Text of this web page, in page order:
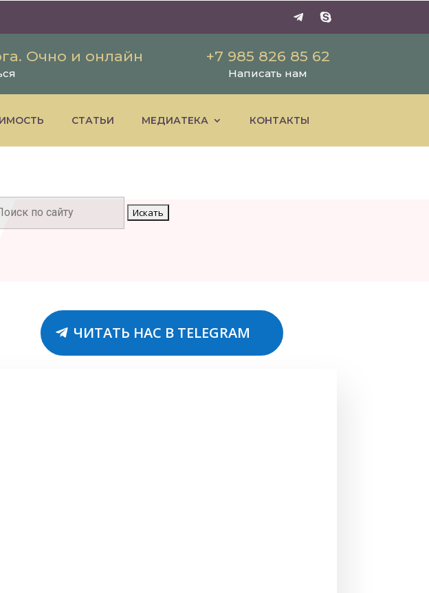
Очно и онлайн +7 985 826 85 62
Написать нам
СТАТЬИ МЕДИАТЕКА КОНТАКТЫ
ЧИТАТЬ НАС В TELEGRAM